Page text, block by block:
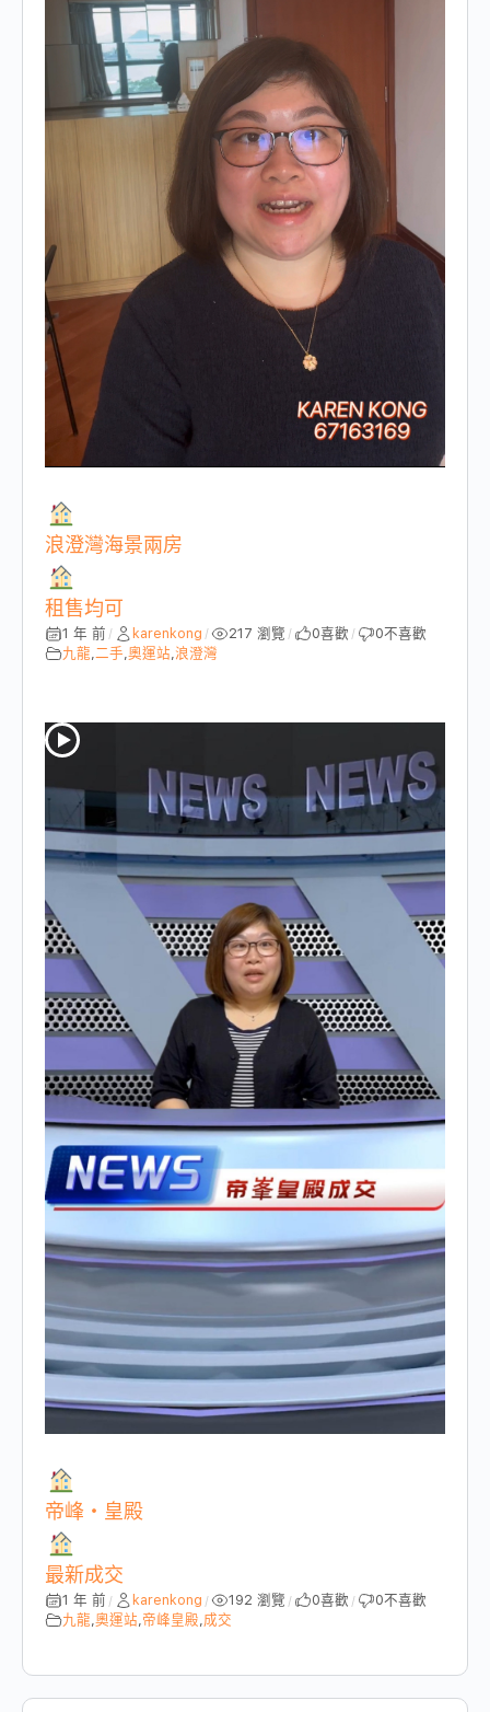
浪澄灣海景兩房
租售均可
1 年 前 / karenkong / 217 瀏覽 / 0喜歡 / 0不喜歡
九龍 二手 奧運站 浪澄灣
帝峰・皇殿
最新成交
1 年 前 / karenkong / 192 瀏覽 / 0喜歡 / 0不喜歡
九龍,奧運站,帝峰皇殿,成交